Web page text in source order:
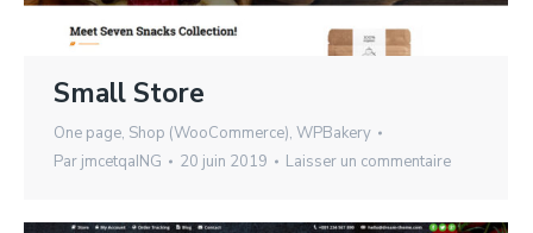
Small Store
One page, Shop (WooCommerce), WPBakery
Par jmcetqaING 20 juin 2019 Laisser un commentaire